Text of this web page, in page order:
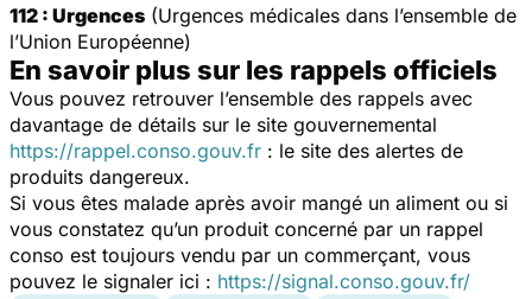
112 : Urgences (Urgences médicales dans l’ensemble de
l’Union Européenne)
En savoir plus sur les rappels officiels
Vous pouvez retrouver l’ensemble des rappels avec
davantage de détails sur le site gouvernemental
https://rappel.conso.gouv.fr : le site des alertes de
produits dangereux.
Si vous êtes malade après avoir mangé un aliment ou si
vous constatez qu’un produit concerné par un rappel
conso est toujours vendu par un commerçant, vous
pouvez le signaler ici : https://signal.conso.gouv.fr/